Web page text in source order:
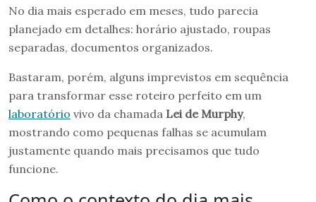
No dia mais esperado em meses, tudo parecia
planejado em detalhes: horário ajustado, roupas
separadas, documentos organizados.
Bastaram, porém, alguns imprevistos em sequência
para transformar esse roteiro perfeito em um
laboratório vivo da chamada Lei de Murphy,
mostrando como pequenas falhas se acumulam
justamente quando mais precisamos que tudo
funcione.